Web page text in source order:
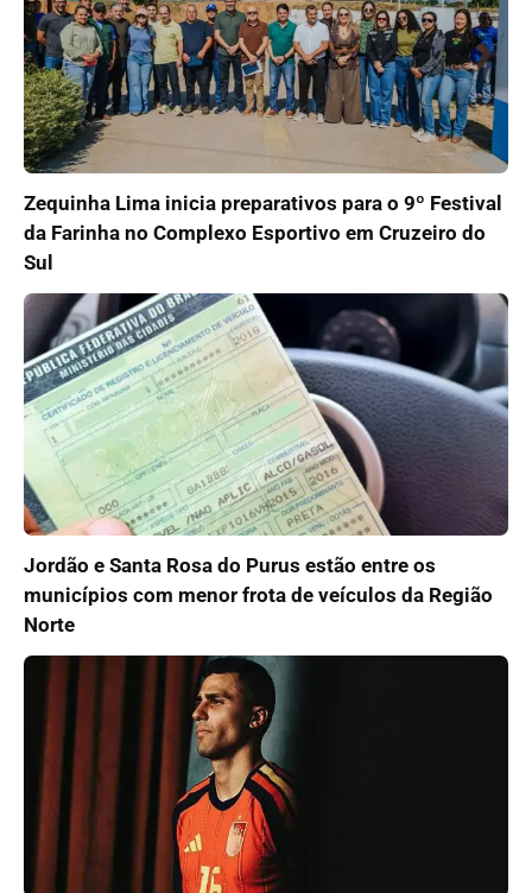
Zequinha Lima inicia preparativos para o 9º Festival
da Farinha no Complexo Esportivo em Cruzeiro do
Sul
Jordão e Santa Rosa do Purus estão entre os
municípios com menor frota de veículos da Região
Norte